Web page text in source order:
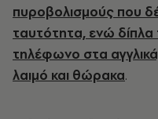
πυροβολισμούς που
ταυτότητα, ενώ δίπλα
τηλέφωνο στα
λαιμό και θώρακα.